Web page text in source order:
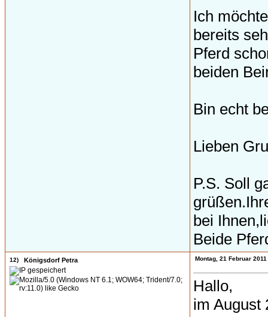
Ich
bereits
Pferd
beiden
Bin echt
Lieben
P.S. Soll
bei
Beide
12) Königsdorf Petra Montag, 21 Februar 2011
Hallo,
im August